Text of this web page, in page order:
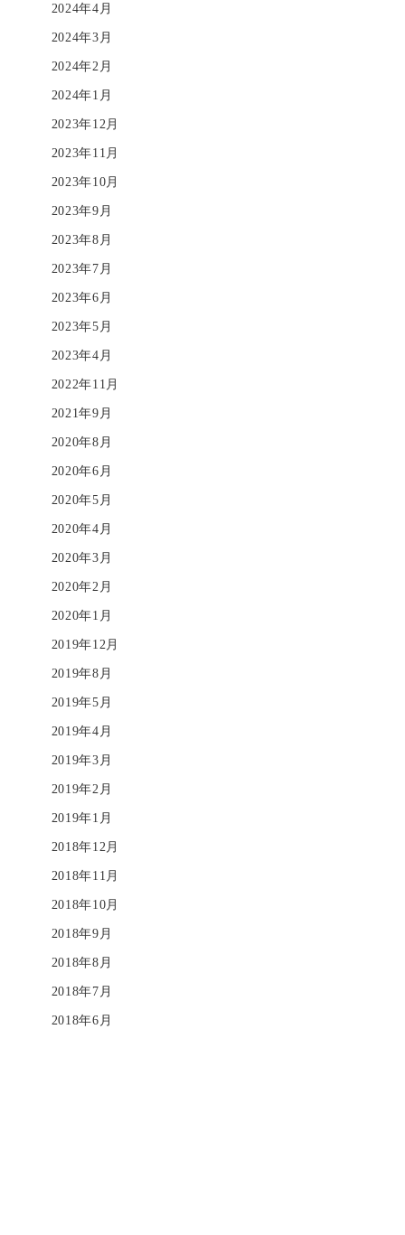
2024年4月
2024年3月
2024年2月
2024年1月
2023年12月
2023年11月
2023年10月
2023年9月
2023年8月
2023年7月
2023年6月
2023年5月
2023年4月
2022年11月
2021年9月
2020年8月
2020年6月
2020年5月
2020年4月
2020年3月
2020年2月
2020年1月
2019年12月
2019年8月
2019年5月
2019年4月
2019年3月
2019年2月
2019年1月
2018年12月
2018年11月
2018年10月
2018年9月
2018年8月
2018年7月
2018年6月